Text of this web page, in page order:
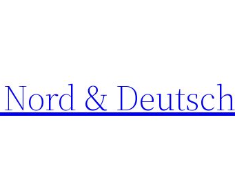
&